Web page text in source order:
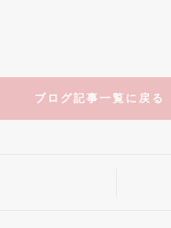
ブログ記事一覧に戻る